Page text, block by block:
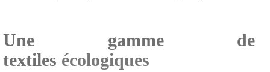
Une gamme de
textiles écologiques